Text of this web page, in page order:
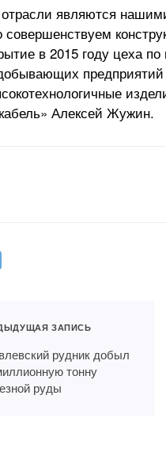
отрасли являются
в 2015 году цеха
Алексей Жужин.
ЗАПИСЬ
рудник добыл
тонну
руды